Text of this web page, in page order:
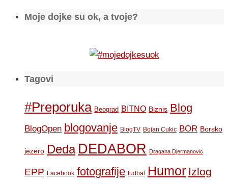
Moje dojke su ok, a tvoje?
Tagovi
#Preporuka Beograd BITNO Biznis Blog
BlogOpen blogovanje BlogTV Bojan Cukic BOR Borsko
jezero Deda DEDABOR Dragana Djermanovic
EPP Facebook fotografije fudbal Humor Izlog